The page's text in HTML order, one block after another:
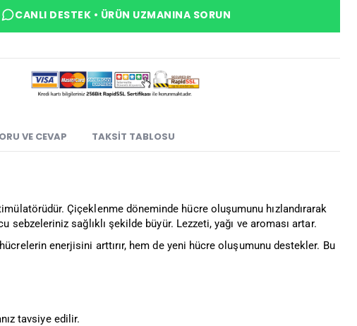
CANLI DESTEK • ÜRÜN UZMANINA SORUN
VE CEVAP TAKSIT TABLOSU
Çiçeklenme döneminde hücre oluşumunu hızlandırarak
sebzeleriniz sağlıklı şekilde büyür. Lezzeti, yağı ve aroması artar.
enerjisini arttırır, hem de yeni hücre oluşumunu destekler. Bu
tavsiye edilir.